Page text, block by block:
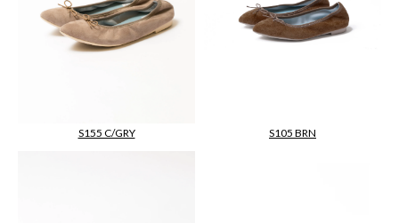
S155 C/GRY S105 BRN